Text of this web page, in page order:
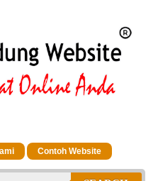
Contoh Website